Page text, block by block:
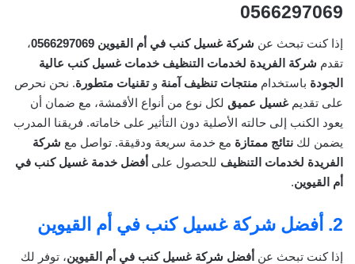
0566297069
إذا كنت تبحث عن شركة غسيل كنب في أم القيوين 0566297069
،
تقدم شركة الفريدة لخدمات التنظيف خدمات غسيل كنب عالية
الجودة باستخدام منتجات تنظيف آمنة وتقنيات متطورة. نحن نحرص
على تقديم غسيل عميق لكل نوع من أنواع الأقمشة، مع ضمان أن
يعود الكنب إلى حالته الأصلية دون التأثير على خاماته. فريقنا المدرب
يضمن لك نتائج ممتازة مع خدمة سريعة ودقيقة. تواصل مع شركة
الفريدة لخدمات التنظيف للحصول على أفضل خدمة غسيل كنب في
أم القيوين.
2. أفضل شركة غسيل كنب في أم القيوين
إذا كنت تبحث عن أفضل شركة غسيل كنب في أم القيوين، توفر لك